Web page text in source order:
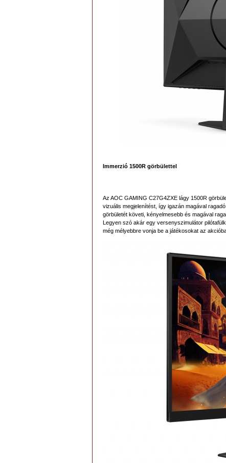
Immerzió 1500R görbülettel
Az AOC GAMING C27G4ZXE lágy 1500R
vizuális megjelenítést, így igazán magával
görbületét követi, kényelmesebb és magával
Legyen szó akár egy versenyszimulátor
még mélyebbre vonja be a játékosokat az